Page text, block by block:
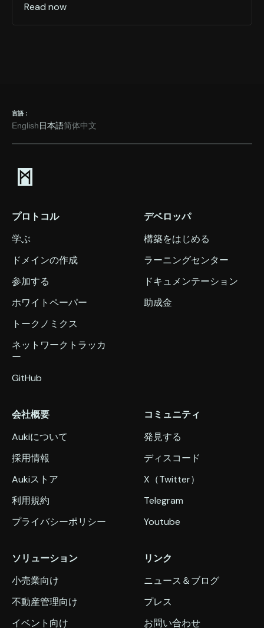
Read now
言語：
English日本語简体中文
プロトコル
学ぶ
ドメインの作成
参加する
ホワイトペーパー
トークノミクス
ネットワークトラッカ
ー
GitHub
デベロッパ
構築をはじめる
ラーニングセンター
ドキュメンテーション
助成金
ソリューション
小売業向け
不動産管理向け
イベント向け
会社概要
Aukiについて
採用情報
Aukiストア
利用規約
プライバシーポリシー
リンク
ニュース＆ブログ
プレス
お問い合わせ
コミュニティ
発見する
ディスコード
X（Twitter）
Telegram
Youtube